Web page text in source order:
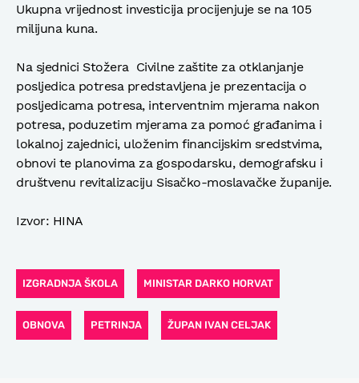
Ukupna vrijednost investicija procijenjuje se na 105
milijuna kuna.
Na sjednici Stožera Civilne zaštite za otklanjanje
posljedica potresa predstavljena je prezentacija o
posljedicama potresa, interventnim mjerama nakon
potresa, poduzetim mjerama za pomoć građanima i
lokalnoj zajednici, uloženim financijskim sredstvima,
obnovi te planovima za gospodarsku, demografsku i
društvenu revitalizaciju Sisačko-moslavačke županije.
Izvor: HINA
IZGRADNJA ŠKOLA MINISTAR DARKO HORVAT
OBNOVA PETRINJA ŽUPAN IVAN CELJAK